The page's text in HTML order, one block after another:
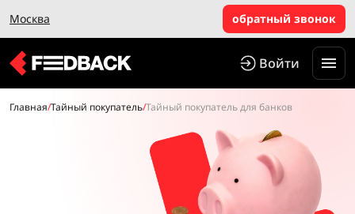
Москва обратный звонок
Войти
Главная/Тайный покупатель/Тайный покупатель для банков